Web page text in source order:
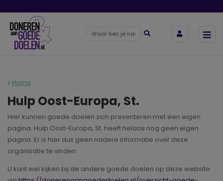
Home
Hulp Oost-Europa, St.
Hier kunnen goede doelen zich presenteren met een eigen
pagina. Hulp Oost-Europa, St. heeft helaas nog geen eigen
pagina. Er is hier dus geen nadere informatie over deze
organisatie te vinden.
U kunt wel kijken bij de andere goede doelen op deze website